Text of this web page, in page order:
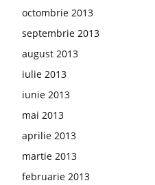
octombrie 2013
septembrie 2013
august 2013
iulie 2013
iunie 2013
mai 2013
aprilie 2013
martie 2013
februarie 2013